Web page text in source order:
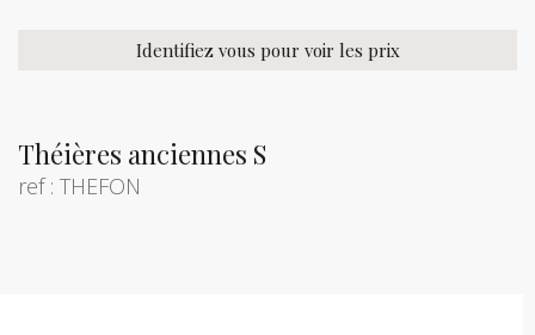
Théières anciennes S
ref : THEFON
Identifiez vous pour voir les prix